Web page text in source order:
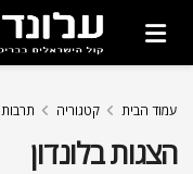
עמוד הבית קטגוריה תרבות
הצגות בלונדון